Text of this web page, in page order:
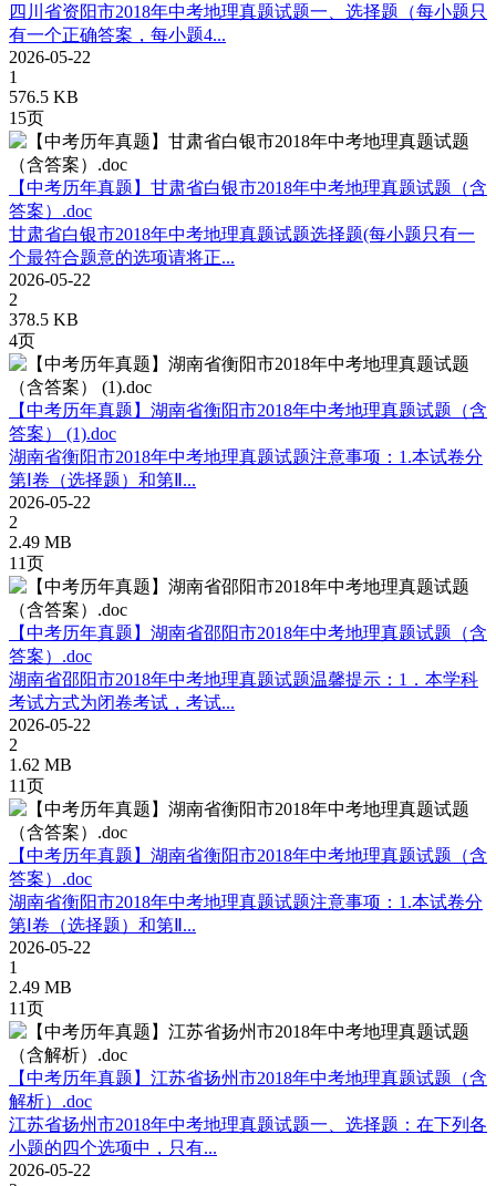
四川省资阳市2018年中考地理真题试题一、选择题（每小题只
有一个正确答案，每小题4...
2026-05-22
1
576.5 KB
15页
【中考历年真题】甘肃省白银市2018年中考地理真题试题（含
答案）.doc
甘肃省白银市2018年中考地理真题试题选择题(每小题只有一
个最符合题意的选项请将正...
2026-05-22
2
378.5 KB
4页
【中考历年真题】湖南省衡阳市2018年中考地理真题试题（含
答案） (1).doc
湖南省衡阳市2018年中考地理真题试题注意事项：1.本试卷分
第Ⅰ卷（选择题）和第Ⅱ...
2026-05-22
2
2.49 MB
11页
【中考历年真题】湖南省邵阳市2018年中考地理真题试题（含
答案）.doc
湖南省邵阳市2018年中考地理真题试题温馨提示：1．本学科
考试方式为闭卷考试，考试...
2026-05-22
2
1.62 MB
11页
【中考历年真题】湖南省衡阳市2018年中考地理真题试题（含
答案）.doc
湖南省衡阳市2018年中考地理真题试题注意事项：1.本试卷分
第Ⅰ卷（选择题）和第Ⅱ...
2026-05-22
1
2.49 MB
11页
【中考历年真题】江苏省扬州市2018年中考地理真题试题（含
解析）.doc
江苏省扬州市2018年中考地理真题试题一、选择题：在下列各
小题的四个选项中，只有...
2026-05-22